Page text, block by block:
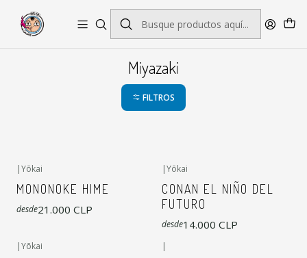
Miyazaki
FILTROS
|Yōkai
MONONOKE HIME
desde21.000 CLP
|Yōkai
CONAN EL NIÑO DEL
FUTURO
desde14.000 CLP
|Yōkai |